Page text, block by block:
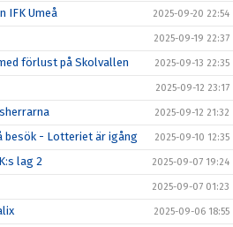
IFK Umeå 2025-09-20 22:54
2025-09-19 22:37
förlust på Skolvallen 2025-09-13 22:35
2025-09-12 23:17
2025-09-12 21:32
besök - Lotteriet är igång 2025-09-10 12:35
lag 2 2025-09-07 19:24
2025-09-07 01:23
2025-09-06 18:55